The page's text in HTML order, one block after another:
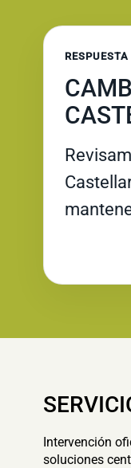
Intervención
soluciones